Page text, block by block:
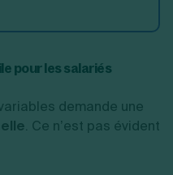
pour les salariés
demande une
. Ce n’est pas évident